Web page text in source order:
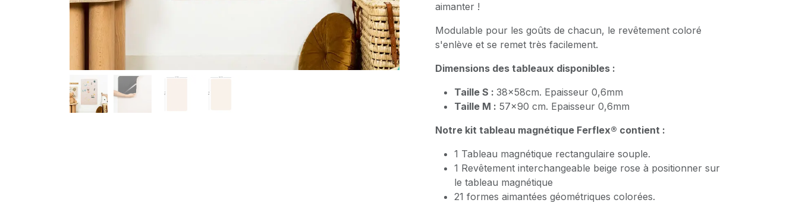
aimanter !
Modulable pour les goûts de chacun, le revêtement coloré
s'enlève et se remet très facilement.
Dimensions des tableaux disponibles :
Taille S : 38x58cm. Epaisseur 0,6mm
Taille M : 57x90 cm. Epaisseur 0,6mm
Notre kit tableau magnétique Ferflex® contient :
1 Tableau magnétique rectangulaire souple.
1 Revêtement interchangeable beige rose à positionner sur
le tableau magnétique
21 formes aimantées géométriques colorées.